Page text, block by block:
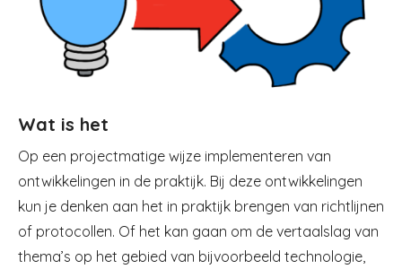
Wat is het
Op een projectmatige wijze implementeren van
ontwikkelingen in de praktijk. Bij deze ontwikkelingen
kun je denken aan het in praktijk brengen van richtlijnen
of protocollen. Of het kan gaan om de vertaalslag van
thema’s op het gebied van bijvoorbeeld technologie,